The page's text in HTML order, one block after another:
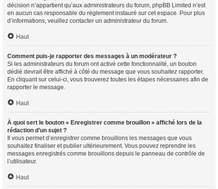
décision n’appartient qu’aux administrateurs du forum, phpBB Limited n’est
en aucun cas responsable du règlement instauré sur cet espace. Pour plus
d’informations, veuillez contacter un administrateur du forum.
Haut
Comment puis-je rapporter des messages à un modérateur ?
Si les administrateurs du forum ont activé cette fonctionnalité, un bouton
dédié devrait être affiché à côté du message que vous souhaitez rapporter.
En cliquant sur celui-ci, vous trouverez toutes les étapes nécessaires afin de
rapporter le message.
Haut
À quoi sert le bouton « Enregistrer comme brouillon » affiché lors de la
rédaction d’un sujet ?
Il vous permet d’enregistrer comme brouillons les messages que vous
souhaitez finaliser et publier ultérieurement. Vous pouvez reprendre les
messages enregistrés comme brouillons depuis le panneau de contrôle de
l’utilisateur.
Haut